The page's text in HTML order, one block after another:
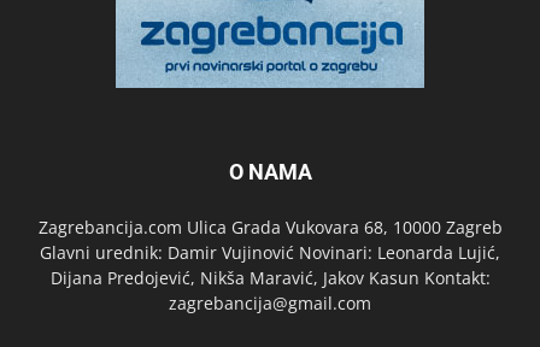
O NAMA
Zagrebancija.com Ulica Grada Vukovara 68, 10000 Zagreb
Glavni urednik: Damir Vujinović Novinari: Leonarda Lujić,
Dijana Predojević, Nikša Maravić, Jakov Kasun Kontakt:
zagrebancija@gmail.com